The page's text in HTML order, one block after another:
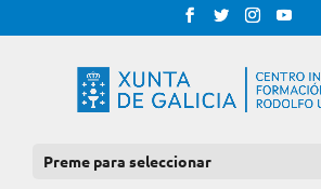
Preme para seleccionar